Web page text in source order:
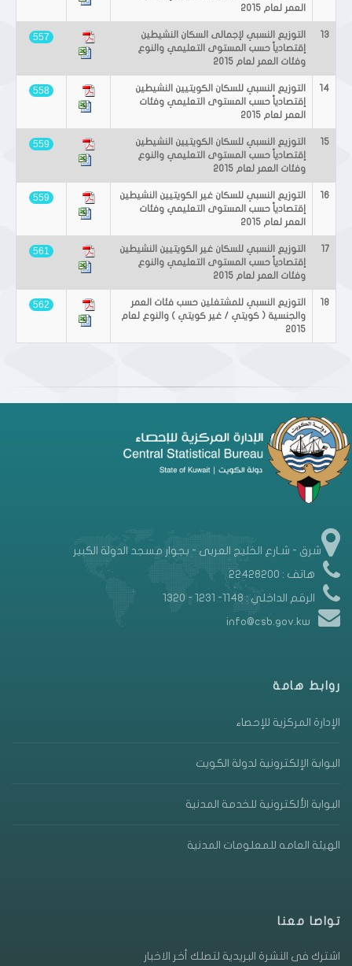
العمر لعام 2015
13
التوزيع النسبي لإجمالى السكان النشيطين
إقتصادياً حسب المستوى التعليمي والنوع
وفئات العمر لعام 2015
557
14
التوزيع النسبي للسكان الكويتيين النشيطين
إقتصادياً حسب المستوى التعليمي وفئات
العمر لعام 2015
558
15
التوزيع النسبي للسكان الكويتيين النشيطين
إقتصادياً حسب المستوى التعليمي والنوع
وفئات العمر لعام 2015
559
16
التوزيع النسبي للسكان غير الكويتيين النشيطين
إقتصادياً حسب المستوى التعليمي وفئات
العمر لعام 2015
559
17
التوزيع النسبي للسكان غير الكويتيين النشيطين
إقتصادياً حسب المستوى التعليمي والنوع
وفئات العمر لعام 2015
561
18
التوزيع النسبي للمشتغلين حسب فئات العمر
والجنسية ( كويتي / غير كويتي ) والنوع لعام
2015
562
شرق - شـارع الخليج العربى - بجوار مسجد الدولة الكبير
هاتف : 22428200
الرقم الداخلي : 1148- 1231 - 1320
info@csb.gov.kw
روابط هامة
الإدارة المركزية للإحصاء
البوابة الإلكترونية لدولة الكويت
البوابة الألكترونية للخدمة المدنية
الهيئة العامه للمعلومات المدنية
تواصا معنا
اشترك فى النشرة البريدية لتصلك أخر الاخبار